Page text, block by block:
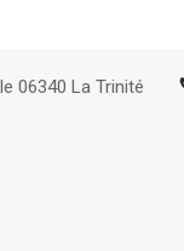
06340 La Trinité